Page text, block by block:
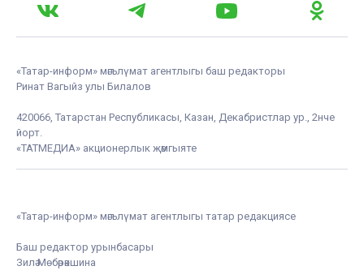
«Татар-информ» мәгълүмат агентлыгы баш редакторы
Ринат Вагыйз улы Билалов
420066, Татарстан Республикасы, Казан, Декабристлар ур., 2нче
йорт.
«ТАТМЕДИА» акционерлык җәмгыяте
«Татар-информ» мәгълүмат агентлыгы татар редакциясе
Баш редактор урынбасары
Зилә Мөбәрәкшина